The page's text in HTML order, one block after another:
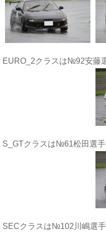
EURO_2クラスは№92安藤
S_GTクラスは№61松田選
SECクラスは№102川嶋選